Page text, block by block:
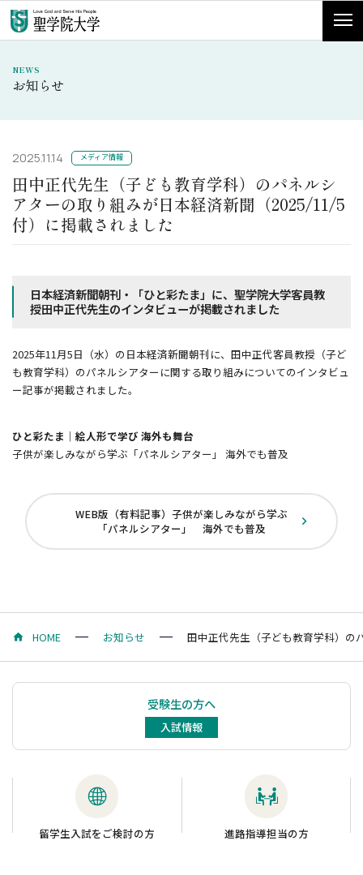
NEWS
お知らせ
2025.11.14 メディア情報
田中正代先生（子ども教育学科）のパネルシ
アターの取り組みが日本経済新聞（2025/11/5
付）に掲載されました
日本経済新聞朝刊・「ひと彩たま」に、聖学院大学客員教
授田中正代先生のインタビューが掲載されました
2025年11月5日（水）の日本経済新聞朝刊に、田中正代客員教授（子ど
も教育学科）のパネルシアターに関する取り組みについてのインタビュ
ー記事が掲載されました。
ひと彩たま｜絵人形で学び 海外も舞台
子供が楽しみながら学ぶ「パネルシアター」 海外でも普及
WEB版（有料記事）子供が楽しみながら学ぶ
「パネルシアター」 海外でも普及
HOME お知らせ 田中正代先生（子ども教育学科）の
受験生の方へ
入試情報
留学生入試をご検討の方 進路指導担当の方